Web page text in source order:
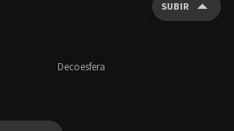
SUBIR
Decoesfera